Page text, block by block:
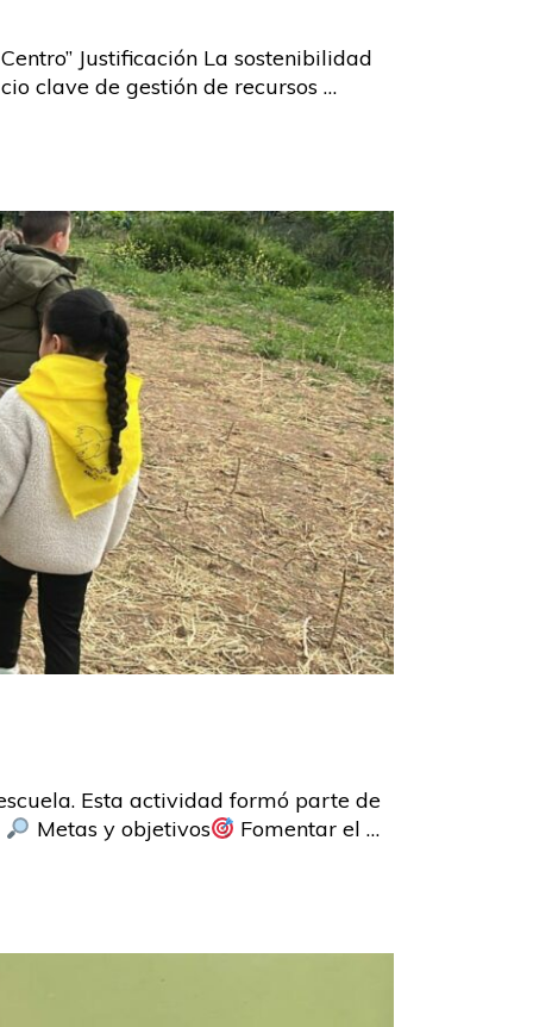
Justificación La sostenibilidad
clave de gestión de recursos …
Esta actividad formó parte de
Metas y objetivos
Fomentar el …